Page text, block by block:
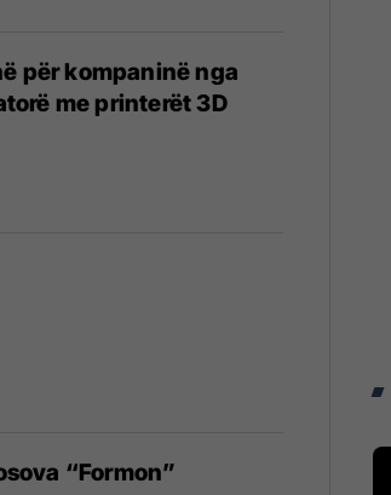
për kompaninë nga
me printerët 3D
“Formon”